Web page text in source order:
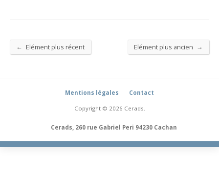
← Elément plus récent Elément plus ancien →
Mentions légales Contact
Copyright © 2026 Cerads.
Cerads, 260 rue Gabriel Peri 94230 Cachan